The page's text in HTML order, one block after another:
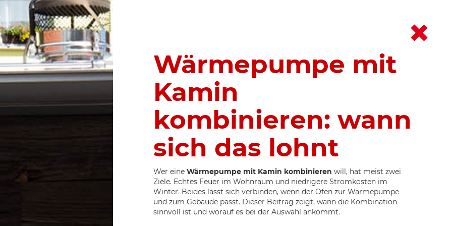
Wärmepumpe mit
Kamin
kombinieren: wann
sich das lohnt
Wer eine Wärmepumpe mit Kamin kombinieren will, hat meist zwei
Ziele. Echtes Feuer im Wohnraum und niedrigere Stromkosten im
Winter. Beides lässt sich verbinden, wenn der Ofen zur Wärmepumpe
und zum Gebäude passt. Dieser Beitrag zeigt, wann die Kombination
sinnvoll ist und worauf es bei der Auswahl ankommt.